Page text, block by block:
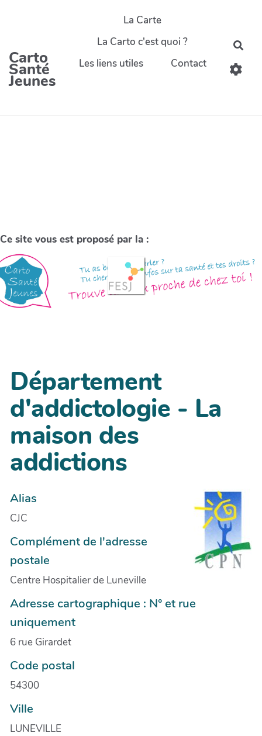
Carto
Santé
Jeunes
La Carte
La Carto c'est quoi ?
Les liens utiles
Contact
Ce site vous est proposé par la :
Département
d'addictologie - La
maison des
addictions
Alias
CJC
Complément de l'adresse
postale
Centre Hospitalier de Luneville
Adresse cartographique : N° et rue
uniquement
6 rue Girardet
Code postal
54300
Ville
LUNEVILLE